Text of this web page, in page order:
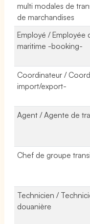
multi modales de
de marchandises
Employé / Employée
maritime -booking-
Coordinateur /
import/export-
Agent / Agente de
Chef de groupe
Technicien /
douanière